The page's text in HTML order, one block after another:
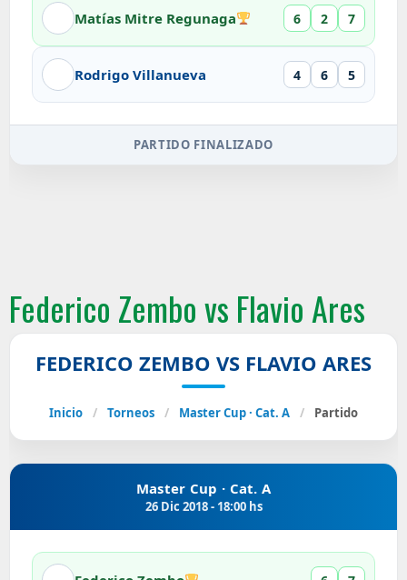
Matías Mitre Regunaga 6 2 7
Rodrigo Villanueva 4 6 5
PARTIDO FINALIZADO
Federico Zembo vs Flavio Ares
FEDERICO ZEMBO VS FLAVIO ARES
Inicio / Torneos / Master Cup · Cat. A / Partido
Master Cup · Cat. A
26 Dic 2018 - 18:00 hs